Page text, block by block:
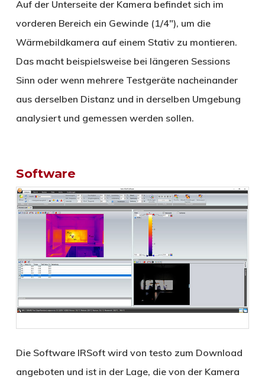
Auf der Unterseite der Kamera befindet sich im
vorderen Bereich ein Gewinde (1/4″), um die
Wärmebildkamera auf einem Stativ zu montieren.
Das macht beispielsweise bei längeren Sessions
Sinn oder wenn mehrere Testgeräte nacheinander
aus derselben Distanz und in derselben Umgebung
analysiert und gemessen werden sollen.
Software
Die Software IRSoft wird von testo zum Download
angeboten und ist in der Lage, die von der Kamera